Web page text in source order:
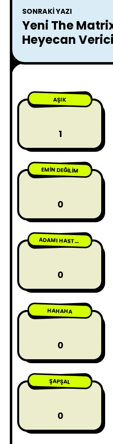
SONRAKI YAZI
Yeni The
Heyecan
AŞIK
1
EMIN DEĞILIM
0
ADAMI HASTA ETME
0
HAHAHA
0
ŞAPŞAL
0